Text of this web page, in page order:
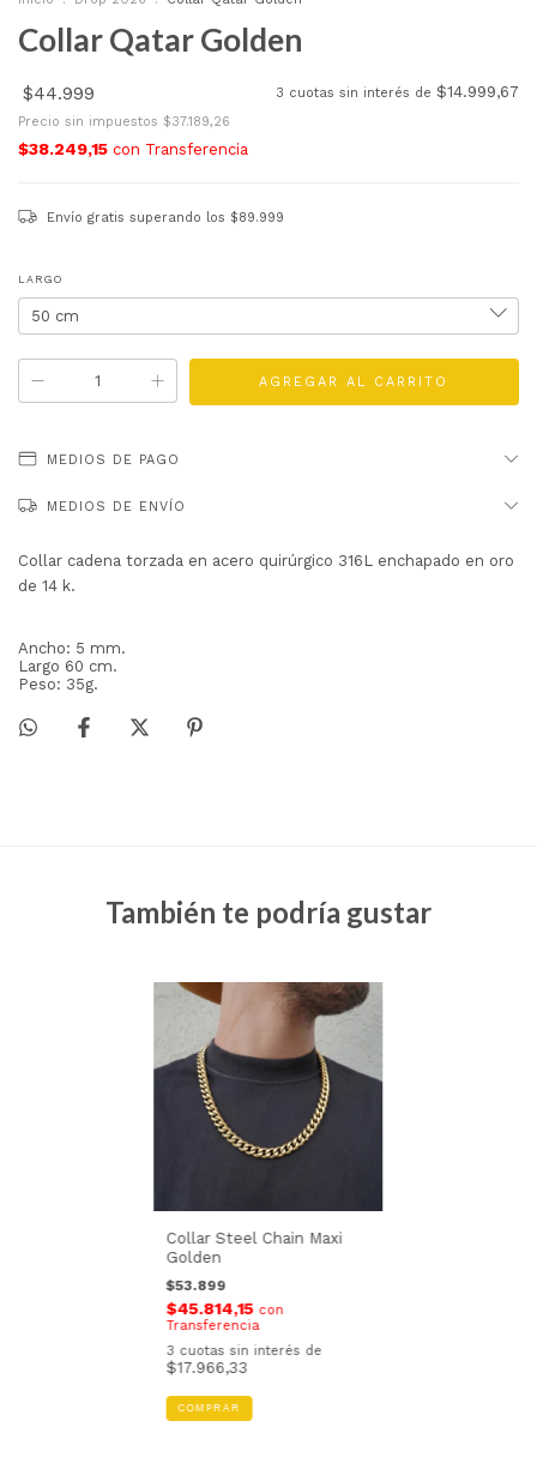
Collar Qatar Golden
$44.999 3 cuotas sin interés de $14.999,67
Precio sin impuestos $37.189,26
$38.249,15 con Transferencia
Envío gratissuperando los $89.999
LARGO
MEDIOS DE PAGO
MEDIOS DE ENVÍO
Collar cadena torzada en acero quirúrgico 316L enchapado en oro
de 14 k.
Ancho: 5 mm.
Largo 60 cm.
Peso: 35g.
También te podría gustar
Collar Steel Chain Maxi
Golden
$53.899
$45.814,15 con
Transferencia
3 cuotas sin interés de
$17.966,33
COMPRAR